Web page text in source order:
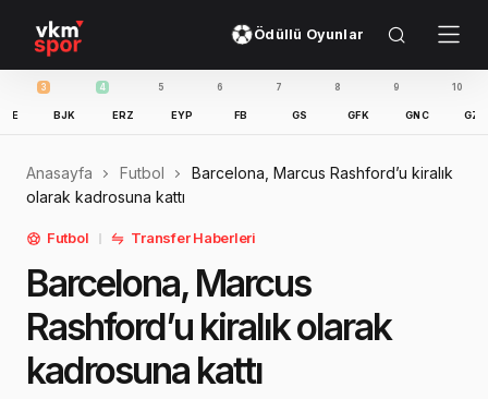
Ödüllü Oyunlar
BJK GZT
Anasayfa Futbol
Barcelona, Marcus Rashford’u kiralık
olarak kadrosuna kattı
Futbol Transfer Haberleri
Barcelona, Marcus
Rashford’u kiralık olarak
kadrosuna kattı